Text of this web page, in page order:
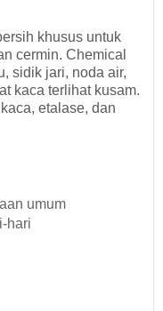
khusus untuk
cermin. Chemical
sidik jari, noda air,
kaca terlihat kusam.
etalase, dan
umum
hari